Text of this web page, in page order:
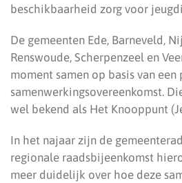
beschikbaarheid zorg voor
De gemeenten Ede, Barneveld,
Renswoude, Scherpenzeel en
moment samen op basis van
samenwerkingsovereenkomst.
wel bekend als Het Knooppunt
In het najaar zijn de
regionale raadsbijeenkomst
meer duidelijk over hoe deze